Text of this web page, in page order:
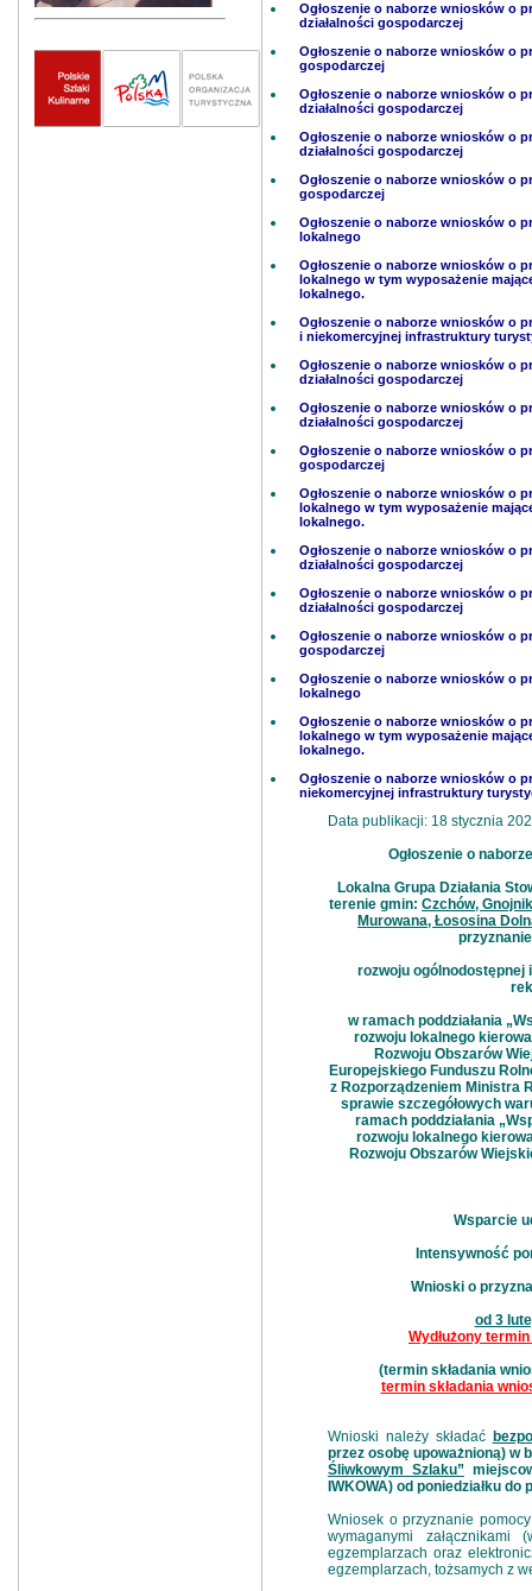
Ogłoszenie o naborze wniosków o
działalności gospodarczej
Ogłoszenie o naborze wniosków o
gospodarczej
Ogłoszenie o naborze wniosków o
działalności gospodarczej
Ogłoszenie o naborze wniosków o
działalności gospodarczej
Ogłoszenie o naborze wniosków o
gospodarczej
Ogłoszenie o naborze wniosków o
lokalnego
Ogłoszenie o naborze wniosków o
lokalnego w tym wyposażenie
lokalnego.
Ogłoszenie o naborze wniosków o
i niekomercyjnej infrastruktury
Ogłoszenie o naborze wniosków o
działalności gospodarczej
Ogłoszenie o naborze wniosków o
działalności gospodarczej
Ogłoszenie o naborze wniosków o
gospodarczej
Ogłoszenie o naborze wniosków o
lokalnego w tym wyposażenie
lokalnego.
Ogłoszenie o naborze wniosków o
działalności gospodarczej
Ogłoszenie o naborze wniosków o
działalności gospodarczej
Ogłoszenie o naborze wniosków o
gospodarczej
Ogłoszenie o naborze wniosków o
lokalnego
Ogłoszenie o naborze wniosków o
lokalnego w tym wyposażenie
lokalnego.
Ogłoszenie o naborze wniosków o
niekomercyjnej infrastruktury
Data publikacji: 18 stycznia
Ogłoszenie o
Lokalna Grupa Działania
terenie gmin: Czchów,
Murowana, Łososina
rozwoju
w ramach poddziałania
rozwoju lokalnego
Rozwoju Obszarów
Europejskiego Funduszu
z Rozporządzeniem Ministra
sprawie szczegółowych
ramach poddziałania
rozwoju lokalnego
Rozwoju Obszarów
Wsparcie
Intensywność
Wnioski o
od 3
Wydłużony
(termin składania
termin składania
Wnioski należy składać
przez osobę upoważnioną) w
Śliwkowym Szlaku”
IWKOWA) od poniedziałku
Wniosek o przyznanie
wymaganymi
egzemplarzach oraz
egzemplarzach, tożsamych z